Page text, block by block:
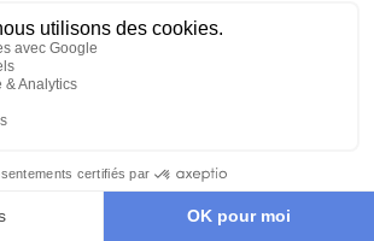
qui se dégage de ses eaux paisibles.
mondialement connu pour l’attaque du
événement fondateur qui a
l’histoire des
se fait avec retenue, à travers
et sites emblématiques, dont
semble suspendu : on observe, on
dans une approche respectueuse et
et de transmission.
et navires historiques, comme le
permettent d’appréhender les enjeux